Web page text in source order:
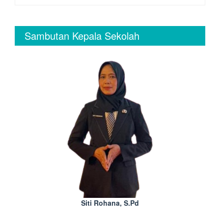
Sambutan Kepala Sekolah
Siti Rohana, S.Pd